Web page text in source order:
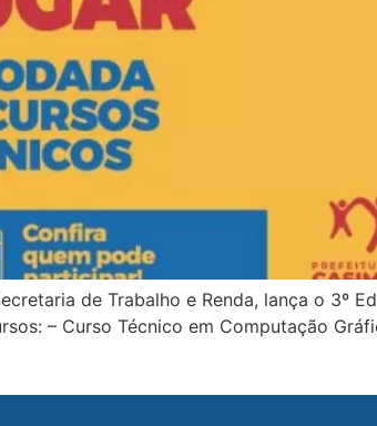
de Trabalho e Renda, lança o 3º
– Curso Técnico em Computação